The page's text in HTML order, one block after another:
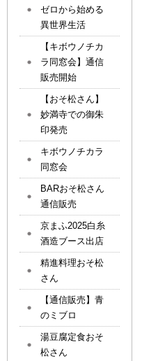
ゼロから始める
異世界生活
【キボウノチカ
ラ同窓会】通信
販売開始
【おそ松さん】
妙満寺での御朱
印発売
キボウノチカラ
同窓会
BARおそ松さん
通信販売
京まふ2025白糸
酒造ブース出店
精進料理おそ松
さん
【通信販売】青
のミブロ
湯豆腐定食おそ
松さん